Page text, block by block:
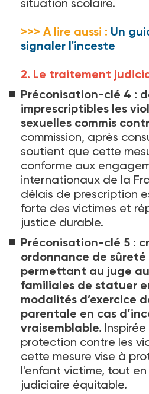
situation scolaire.
>>> A lire aussi : Un
signaler l'inceste
2. Le traitement
Préconisation-clé 4 :
imprescriptibles les
sexuelles commis
commission, après
soutient que cette
conforme aux
internationaux de la
délais de prescription
forte des victimes et
justice durable.
Préconisation-clé 5 :
ordonnance de sûreté
permettant au juge
familiales de statuer
modalités d’exercice
parentale en cas
vraisemblable.
protection contre les
cette mesure vise à
l'enfant victime, tout
judiciaire équitable.